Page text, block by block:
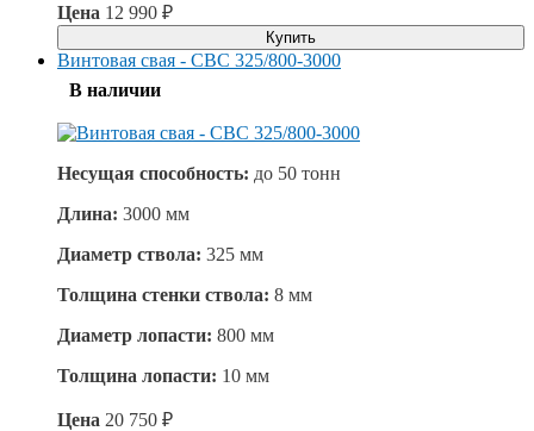
Цена 12 990 ₽
Купить
Винтовая свая - СВС 325/800-3000
В наличии
Несущая способность: до 50 тонн
Длина: 3000 мм
Диаметр ствола: 325 мм
Толщина стенки ствола: 8 мм
Диаметр лопасти: 800 мм
Толщина лопасти: 10 мм
Цена 20 750 ₽